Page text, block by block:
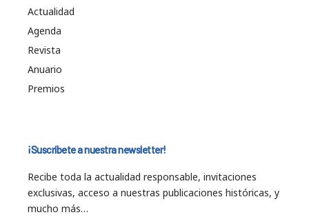
Actualidad
Agenda
Revista
Anuario
Premios
¡Suscríbete a nuestra newsletter!
Recibe toda la actualidad responsable, invitaciones
exclusivas, acceso a nuestras publicaciones históricas, y
mucho más…